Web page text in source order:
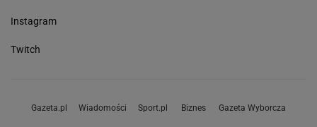
Instagram
Twitch
Gazeta.pl Wiadomości Sport.pl Biznes Gazeta Wyborcza